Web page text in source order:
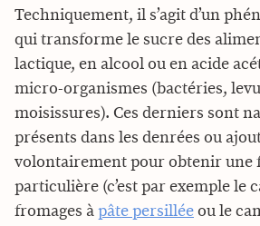
Techniquement, il s’agit d’un
qui transforme le sucre des
lactique, en alcool ou en acide
micro-organismes (bactéries,
moisissures). Ces derniers sont
présents dans les denrées ou
volontairement pour obtenir une
particulière (c’est par exemple le
fromages à pâte persillée ou le